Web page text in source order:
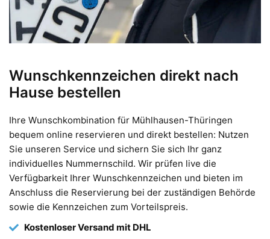
Wunschkennzeichen direkt nach
Hause bestellen
Ihre Wunschkombination für Mühlhausen-Thüringen
bequem online reservieren und direkt bestellen: Nutzen
Sie unseren Service und sichern Sie sich Ihr ganz
individuelles Nummernschild. Wir prüfen live die
Verfügbarkeit Ihrer Wunschkennzeichen und bieten im
Anschluss die Reservierung bei der zuständigen Behörde
sowie die Kennzeichen zum Vorteilspreis.
Kostenloser Versand mit DHL